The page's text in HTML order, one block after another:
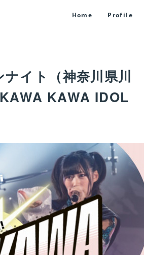
Home Profile
ナイト（神奈川県川
KAWA IDOL